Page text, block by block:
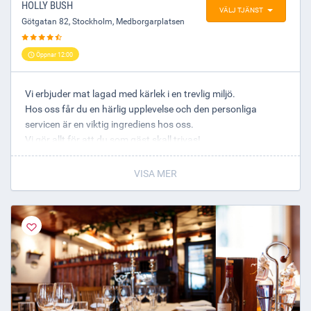
08-4119500
VÄLJ TJÄNST
HOLLY BUSH
Götgatan 82, Stockholm, Medborgarplatsen
Öppnar 12:00
Vi erbjuder mat lagad med kärlek i en trevlig miljö.
Hos oss får du en härlig upplevelse och den personliga
servicen är en viktig ingrediens hos oss.
Vi gör allt för att du som gäst skall trivas!
VISA MER